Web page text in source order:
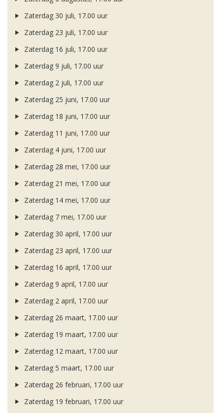
Zaterdag 30 juli, 17.00 uur
Zaterdag 23 juli, 17.00 uur
Zaterdag 16 juli, 17.00 uur
Zaterdag 9 juli, 17.00 uur
Zaterdag 2 juli, 17.00 uur
Zaterdag 25 juni, 17.00 uur
Zaterdag 18 juni, 17.00 uur
Zaterdag 11 juni, 17.00 uur
Zaterdag 4 juni, 17.00 uur
Zaterdag 28 mei, 17.00 uur
Zaterdag 21 mei, 17.00 uur
Zaterdag 14 mei, 17.00 uur
Zaterdag 7 mei, 17.00 uur
Zaterdag 30 april, 17.00 uur
Zaterdag 23 april, 17.00 uur
Zaterdag 16 april, 17.00 uur
Zaterdag 9 april, 17.00 uur
Zaterdag 2 april, 17.00 uur
Zaterdag 26 maart, 17.00 uur
Zaterdag 19 maart, 17.00 uur
Zaterdag 12 maart, 17.00 uur
Zaterdag 5 maart, 17.00 uur
Zaterdag 26 februari, 17.00 uur
Zaterdag 19 februari, 17.00 uur